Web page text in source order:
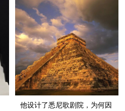
他设计了悉尼歌剧院，为何因